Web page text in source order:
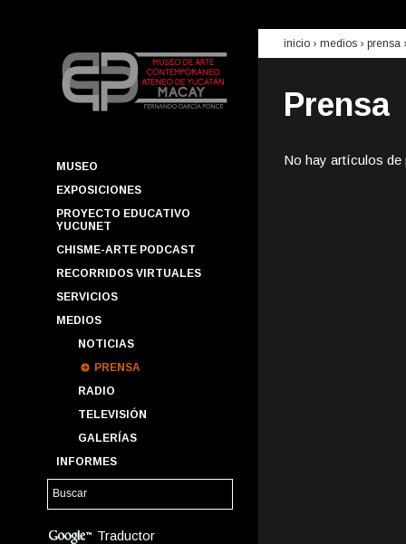
MUSEO
EXPOSICIONES
PROYECTO EDUCATIVO
YUCUNET
CHISME-ARTE PODCAST
RECORRIDOS VIRTUALES
SERVICIOS
MEDIOS
NOTICIAS
PRENSA
RADIO
TELEVISIÓN
GALERÍAS
INFORMES
Traductor
inicio › medios › prensa
Prensa
No hay artículos de